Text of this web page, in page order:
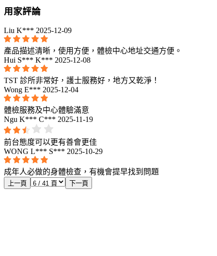
用家評論
Liu K*** 2025-12-09
產品描述清晰，使用方便，體檢中心地址交通方便。
Hui S*** K*** 2025-12-08
TST 診所非常好，護士服務好，地方又乾淨！
Wong E*** 2025-12-04
體檢服務及中心體驗滿意
Ngu K*** C*** 2025-11-19
前台態度可以更有善會更佳
WONG L*** S*** 2025-10-29
成年人必做的身體檢查，有機會提早找到問題
上一頁 下一頁